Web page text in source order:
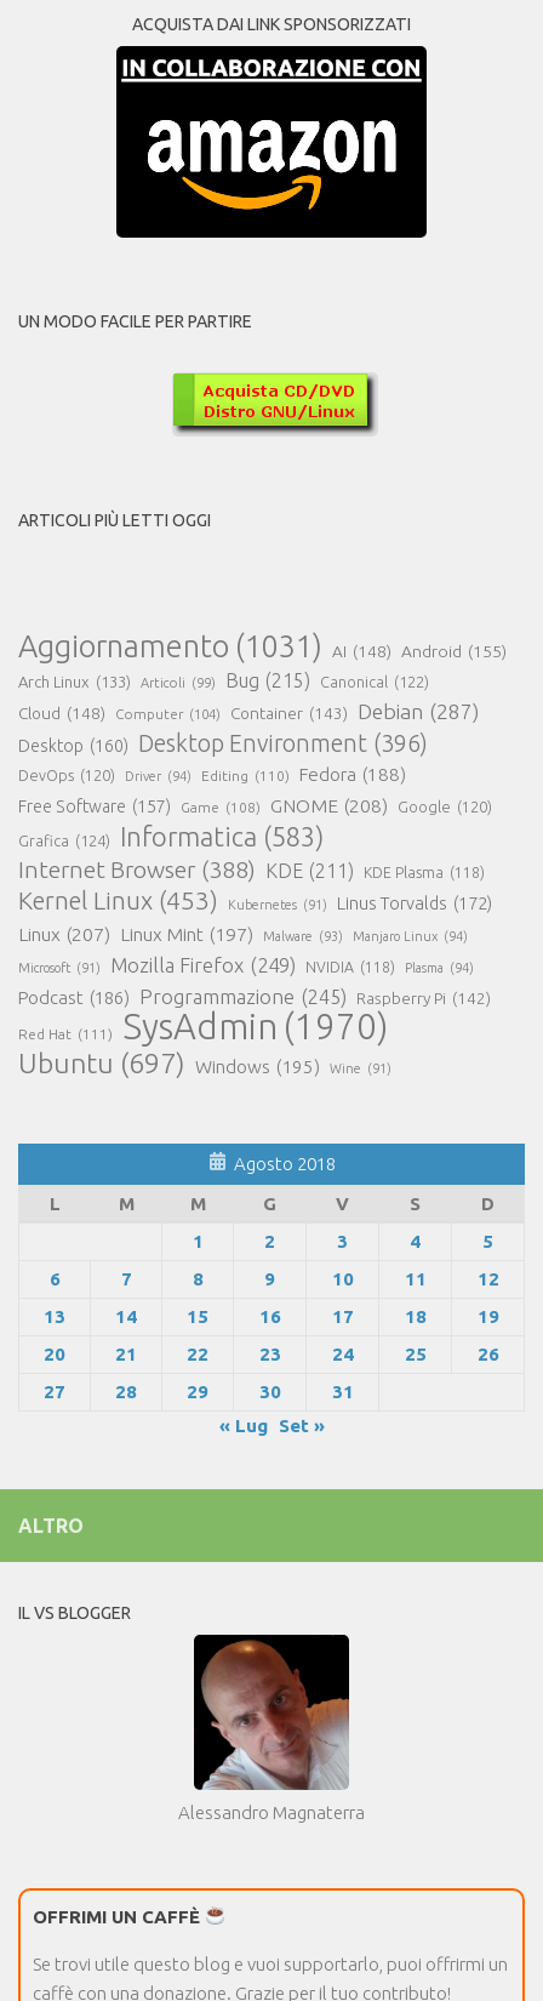
ACQUISTA DAI LINK SPONSORIZZATI
UN MODO FACILE PER PARTIRE
ARTICOLI PIÙ LETTI OGGI
Aggiornamento (1031) AI (148) Android (155)
Arch Linux (133) Articoli (99) Bug (215) Canonical (122)
Cloud (148) Computer (104) Container (143) Debian (287)
Desktop (160) Desktop Environment (396)
DevOps (120) Driver (94) Editing (110) Fedora (188)
Free Software (157) Game (108) GNOME (208) Google (120)
Grafica (124) Informatica (583)
Internet Browser (388) KDE (211) KDE Plasma (118)
Kernel Linux (453) Kubernetes (91) Linus Torvalds (172)
Linux (207) Linux Mint (197) Malware (93) Manjaro Linux (94)
Microsoft (91) Mozilla Firefox (249) NVIDIA (118) Plasma (94)
Podcast (186) Programmazione (245) Raspberry Pi (142)
Red Hat (111) SysAdmin (1970)
Ubuntu (697) Windows (195) Wine (91)
Agosto 2018
L
M M G V S
D
1
2 3 4
5
6
7 8 9 10 11
12
13
14 15 16 17 18
19
20
21 22 23 24 25
26
27
28 29 30
31
« Lug
Set »
ALTRO
IL VS BLOGGER
Alessandro Magnaterra
OFFRIMI UN CAFFÈ
Se trovi utile questo blog e vuoi supportarlo, puoi offrirmi un
caffè con una donazione. Grazie per il tuo contributo!